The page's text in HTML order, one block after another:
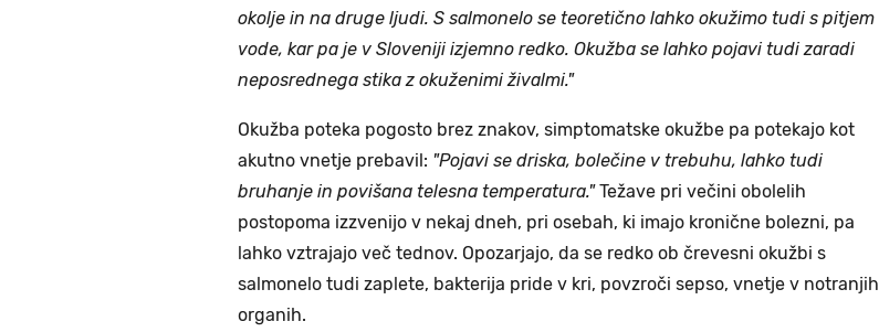
okolje in na druge ljudi. S salmonelo se teoretično lahko okužimo tudi s pitjem
vode, kar pa je v Sloveniji izjemno redko. Okužba se lahko pojavi tudi zaradi
neposrednega stika z okuženimi živalmi."
Okužba poteka pogosto brez znakov, simptomatske okužbe pa potekajo kot
akutno vnetje prebavil: "Pojavi se driska, bolečine v trebuhu, lahko tudi
bruhanje in povišana telesna temperatura."Težave pri večini obolelih
postopoma izzvenijo v nekaj dneh, pri osebah, ki imajo kronične bolezni, pa
lahko vztrajajo več tednov. Opozarjajo, da se redko ob črevesni okužbi s
salmonelo tudi zaplete, bakterija pride v kri, povzroči sepso, vnetje v notranjih
organih.